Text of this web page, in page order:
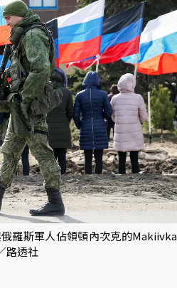
羅斯軍人佔領頓內次克的Makiivka
路透社